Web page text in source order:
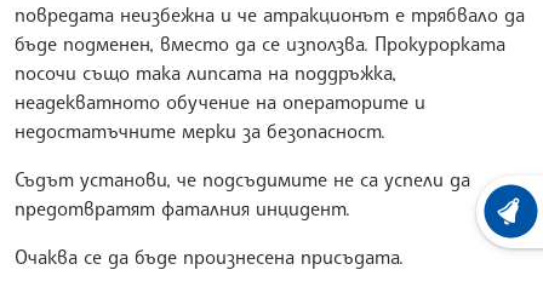
повредата неизбежна и че атракционът е трябвало да
бъде подменен, вместо да се използва. Прокурорката
посочи също така липсата на поддръжка,
неадекватното обучение на операторите и
недостатъчните мерки за безопасност.
Съдът установи, че подсъдимите не са успели да
предотвратят фаталния инцидент.
Очаква се да бъде произнесена присъдата.